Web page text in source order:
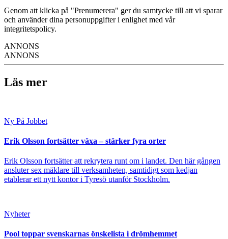
Genom att klicka på "Prenumerera" ger du samtycke till att vi sparar
och använder dina personuppgifter i enlighet med vår
integritetspolicy.
ANNONS
ANNONS
Läs mer
Ny På Jobbet
Erik Olsson fortsätter växa – stärker fyra orter
Erik Olsson fortsätter att rekrytera runt om i landet. Den här gången
ansluter sex mäklare till verksamheten, samtidigt som kedjan
etablerar ett nytt kontor i Tyresö utanför Stockholm.
Nyheter
Pool toppar svenskarnas önskelista i drömhemmet